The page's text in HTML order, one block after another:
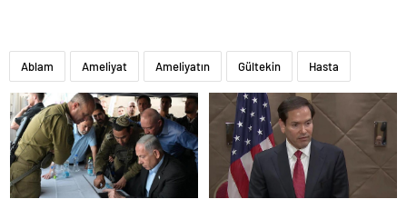
Ablam Ameliyat Ameliyatın Gültekin Hasta